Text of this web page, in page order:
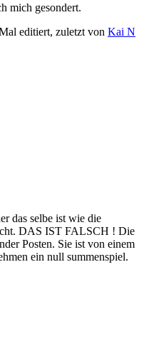
mich gesondert.
editiert, zuletzt von Kai N
das selbe ist wie die
DAS IST FALSCH ! Die
Posten. Sie ist von einem
ein null summenspiel.